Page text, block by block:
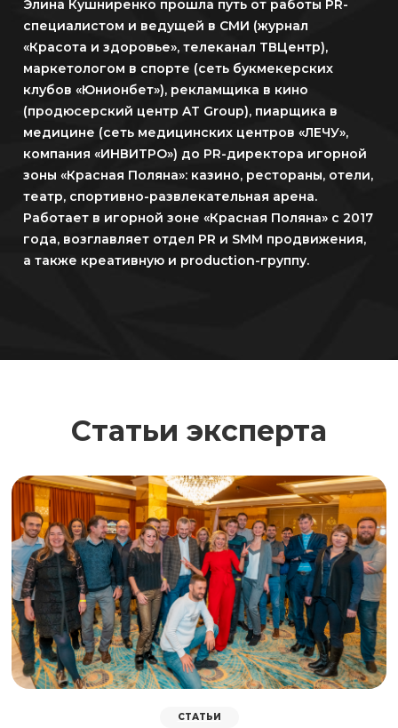
Элина Кушниренко прошла путь от работы PR-
специалистом и ведущей в СМИ (журнал
«Красота и здоровье», телеканал ТВЦентр),
маркетологом в спорте (сеть букмекерских
клубов «Юнионбет»), рекламщика в кино
(продюсерский центр AT Group), пиарщика в
медицине (сеть медицинских центров «ЛЕЧУ»,
компания «ИНВИТРО») до PR-директора игорной
зоны «Красная Поляна»: казино, рестораны, отели,
театр, спортивно-развлекательная арена.
Работает в игорной зоне «Красная Поляна» с 2017
года, возглавляет отдел PR и SMM продвижения,
а также креативную и production-группу.
Статьи эксперта
СТАТЬИ